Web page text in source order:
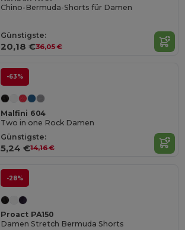
Chino-Bermuda-Shorts für Damen
Günstigste:
20,18 €36,05 €
-63%
Malfini 604
Two in one Rock Damen
Günstigste:
5,24 €14,16 €
-28%
Proact PA150
Damen Stretch Bermuda Shorts